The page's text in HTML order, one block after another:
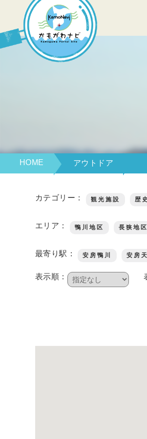
宿泊・温泉
体験プログラム
鴨川について
観光ガイド
HOME アウトドア
カテゴリー： 観光施設 歴
エリア： 鴨川地区 長狭地区
最寄り駅： 安房鴨川 安房
表示順：